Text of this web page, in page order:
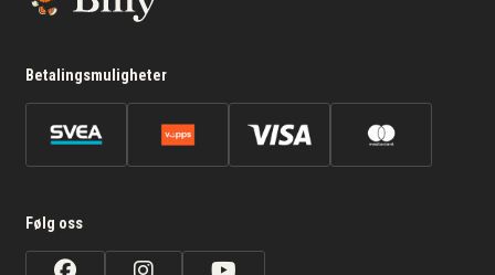
Betalingsmuligheter
Følg oss